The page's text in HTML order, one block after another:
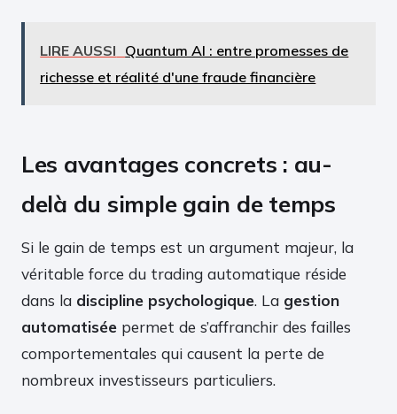
LIRE AUSSI Quantum AI : entre promesses de
richesse et réalité d'une fraude financière
Les avantages concrets : au-
delà du simple gain de temps
Si le gain de temps est un argument majeur, la
véritable force du trading automatique réside
dans la discipline psychologique. La gestion
automatisée permet de s’affranchir des failles
comportementales qui causent la perte de
nombreux investisseurs particuliers.